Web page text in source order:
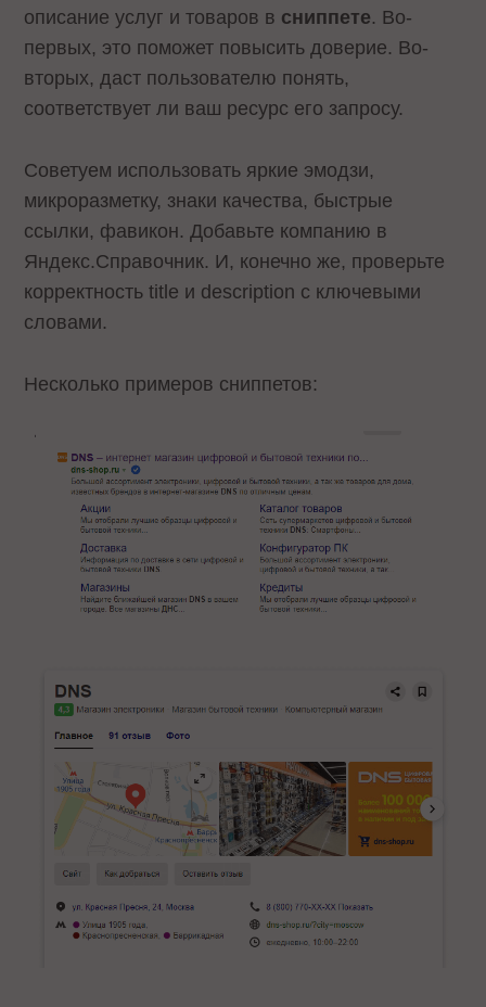
описание услуг и товаров в сниппете. Во-
первых, это поможет повысить доверие. Во-
вторых, даст пользователю понять,
соответствует ли ваш ресурс его запросу.
Советуем использовать яркие эмодзи,
микроразметку, знаки качества, быстрые
ссылки, фавикон. Добавьте компанию в
Яндекс.Справочник. И, конечно же, проверьте
корректность title и description с ключевыми
словами.
Несколько примеров сниппетов: